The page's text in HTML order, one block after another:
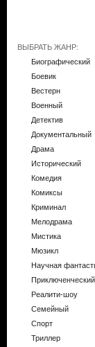
ВЫБРАТЬ ЖАНР:
Биографический
Боевик
Вестерн
Военный
Детектив
Документальный
Драма
Исторический
Комедия
Комиксы
Криминал
Мелодрама
Мистика
Мюзикл
Научная
Приключенческий
Реалити-шоу
Семейный
Спорт
Триллер